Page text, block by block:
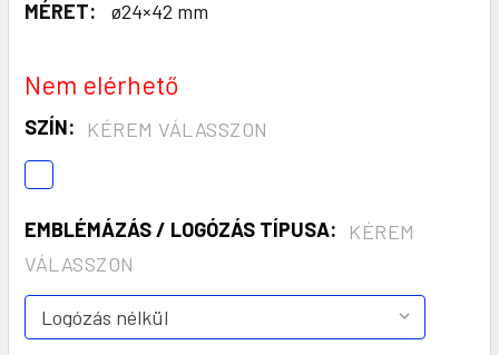
MÉRET:
ø24×42 mm
Nem elérhető
SZÍN: KÉREM VÁLASSZON
EMBLÉMÁZÁS / LOGÓZÁS TÍPUSA:
KÉREM
VÁLASSZON